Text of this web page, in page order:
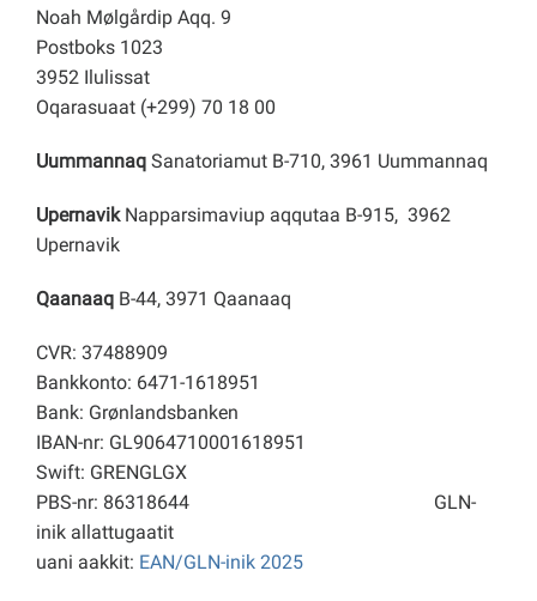
Noah Mølgårdip Aqq. 9
Postboks 1023
3952 Ilulissat
Oqarasuaat (+299) 70 18 00
Uummannaq Sanatoriamut B-710, 3961 Uummannaq
Upernavik Napparsimaviup aqqutaa B-915, 3962
Upernavik
Qaanaaq B-44, 3971 Qaanaaq
CVR: 37488909
Bankkonto: 6471-1618951
Bank: Grønlandsbanken
IBAN-nr: GL9064710001618951
Swift: GRENGLGX
PBS-nr: 86318644 GLN-
inik allattugaatit
uani aakkit: EAN/GLN-inik 2025